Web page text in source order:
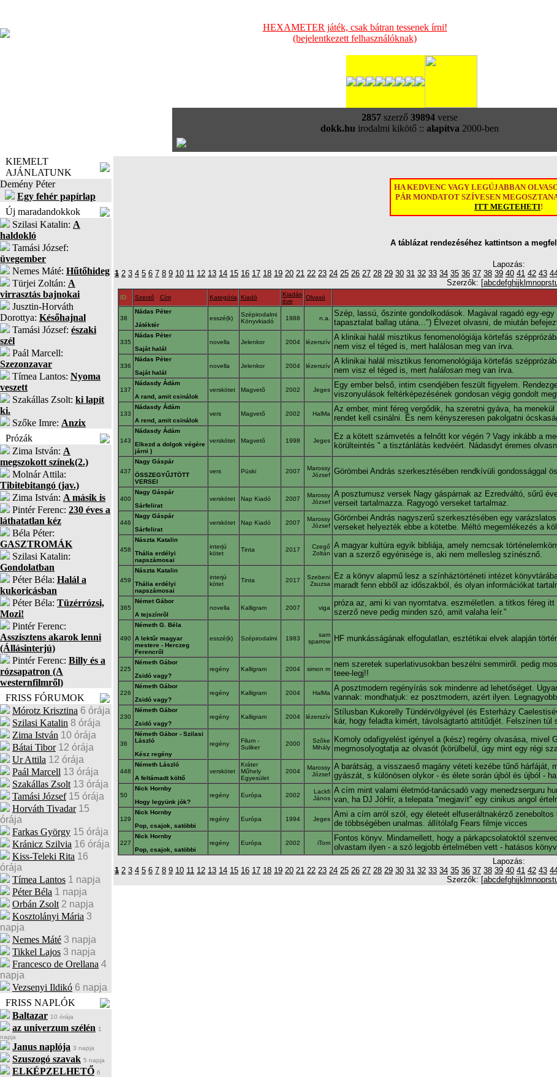
HEXAMETER játék, csak bátran tessenek írni!
(bejelentkezett felhasználóknak)
2857szerző 39894verse
dokk.hu irodalmi kikötő :: alapítva 2000-ben
KIEMELT
AJÁNLATUNK
Demény Péter
Egy fehér papírlap
Új maradandokkok
Szilasi Katalin: A
haldokló
Tamási József:
üvegember
Nemes Máté: Hűtőhideg
Türjei Zoltán: A
virrasztás bajnokai
Jusztin-Horváth
Dorottya: Későhajnal
Tamási József: északi
szél
Paál Marcell:
Szezonzavar
Tímea Lantos: Nyoma
veszett
Szakállas Zsolt: ki lapít
ki.
Szőke Imre: Anzix
Prózák
Zima István: A
megszokott színek(2.)
Molnár Attila:
Tibitebitangó (jav.)
Zima István: A másik is
Pintér Ferenc: 230 éves a
láthatatlan kéz
Béla Péter:
GASZTROMÁK
Szilasi Katalin:
Gondolatban
Péter Béla: Halál a
kukoricásban
Péter Béla: Tüzérrózsi,
Mozi!
Pintér Ferenc:
Asszisztens akarok lenni
(Állásinterjú)
Pintér Ferenc: Billy és a
rózsapatron (A
westernfilmről)
FRISS FÓRUMOK
Mórotz Krisztina 6 órája
Szilasi Katalin 8 órája
Zima István 10 órája
Bátai Tibor 12 órája
Ur Attila 12 órája
Paál Marcell 13 órája
Szakállas Zsolt 13 órája
Tamási József 15 órája
Horváth Tivadar 15
órája
Farkas György 15 órája
Kránicz Szilvia 16 órája
Kiss-Teleki Rita 16
órája
Tímea Lantos 1 napja
Péter Béla 1 napja
Orbán Zsolt 2 napja
Kosztolányi Mária 3
napja
Nemes Máté 3 napja
Tikkel Lajos 3 napja
Francesco de Orellana 4
napja
Vezsenyi Ildikó 6 napja
FRISS NAPLÓK
Baltazar 10 órája
az univerzum szélén 1
napja
Janus naplója 3 napja
Szuszogó szavak 5 napja
ELKÉPZELHETŐ 6
HA KEDVENC VAGY LEGÚJABBAN
PÁR MONDATOT SZÍVESEN
ITT MEGTEHETI!
A táblázat rendezéséhez kattintson a
Lapozás:
1 2 3 4 5 6 7 8 9 10 11 12 13 14 15 16 17 18 19 20 21 22 23 24 25 26 27 28 29 30 31 32 33 34 35 36 37 38 39 40 41 42 43
Szerzők: [abcdefghij k mnoprst
ID Szerző Cím Kategória Kiadó
Kiadás
éve
Olvasó
38
Nádas Péter
Játéktér
esszé(k)
Szépirodalmi
Könyvkiadó
1988 n.a.
Szép, lassú, őszinte gondolkodások. Magával ragadó egy-
tapasztalat ballag utána...") Élvezet olvasni, de miután
335
Nádas Péter
Saját halál
novella Jelenkor 2004 lézerszív
A klinikai halál misztikus fenomenológiája körtefás
nem visz el téged is, mert halálosan meg van írva.
336
Nádas Péter
Saját halál
novella Jelenkor 2004 lézerszív
A klinikai halál misztikus fenomenológiája körtefás
nem visz el téged is, mert halálosanmeg van írva.
137
Nádasdy Ádám
A rand, amit csinálok
verskötet Magvetõ 2002 Jeges
Egy ember belső, intim csendjében feszült figyelem.
viszonyulások feltérképezésének gondosan végig gondolt
133
Nádasdy Ádám
A rend, amit csinálok
vers Magvetõ 2002 HalMa
Az ember, mint féreg vergődik, ha szeretni gyáva, ha
rendet kell csinálni. És nem kényszeresen pakolgatni
143
Nádasdy Ádám
Elkezd a dolgok végére
járni )
verskötet Magvetõ 1998 Jeges
Ez a kötett számvetés a felnőtt kor végén ? Vagy inkább a
körülteintés " a tisztánlátás kedvéért. Nádasdyt éremes
437
Nagy Gáspár
ÖSSZEGYŰJTÖTT
VERSEI
vers Püski 2007
Marossy
József Görömbei András szerkesztésében rendkívüli gondossággal
400
Nagy Gáspár
Sárfelirat
verskötet Nap Kiadó 2007
Marossy
József
A posztumusz versek Nagy gáspárnak az Ezredváltó, sűrű
verseit tartalmazza. Ragyogó verseket tartalmaz.
446
Nagy Gáspár
Sárfelirat
verskötet Nap Kiadó 2007
Marossy
József
Görömbei András nagyszerű szerkesztésében egy
verseket helyezték ebbe a kötetbe. Méltó megemlékezés a
458
Nászta Katalin
Thália erdélyi
napszámosai
interjú
kötet
Tinta 2017
Czegő
Zoltán
A magyar kultúra egyik bibliája, amely nemcsak
van a szerző egyénisége is, aki nem mellesleg színésznő.
459
Nászta Katalin
Thália erdélyi
napszámosai
interjú
kötet
Tinta 2017
Szebeni
Zsuzsa
Ez a könyv alapmű lesz a színháztörténeti intézet
maradt fenn ebből az időszakból, és olyan információkat
365
Német Gábor
A tejszínrõl
novella Kalligram 2007 viga
próza az, ami ki van nyomtatva. eszméletlen. a titkos féreg
szerző neve pedig minden szó, amit valaha leír."
490
Németh G. Béla
A lektűr magyar
mestere - Herczeg
Ferencről
esszé(k) Szépirodalmi 1983
sam
sparrow
HF munkásságának elfogulatlan, esztétikai elvek alapján
225
Németh Gábor
Zsidó vagy?
regény Kalligram 2004 simon m
nem szeretek superlativusokban beszélni semmiről. pedig
teee-legj!!
226
Németh Gábor
Zsidó vagy?
regény Kalligram 2004 HalMa
A posztmodern regényírás sok mindenre ad lehetőséget.
vannak: mondhatjuk: ez posztmodern, azért ilyen.
230
Németh Gábor
Zsidó vagy?
regény Kalligram 2004 lézerszív
Stílusban Kukorelly Tündérvölgyével (és Esterházy
kár, hogy feladta kimért, távolságtartó attitűdjét. Felszínen
36
Németh Gábor - Szilasi
László
Kész regény
regény
Filum -
Suliker
2000
Szõke
Mihály
Komoly odafigyelést igényel a (kész) regény olvasása,
megmosolyogtatja az olvasót (körülbelül, úgy mint egy régi
448
Németh László
A feltámadt költő
verskötet
Kráter
Műhely
Egyesület
2004
Marossy
József
A barátság, a visszaeső magány véteti kezébe tűnő hárfáját,
gyászát, s különösen olykor - és élete során újból és újból -
50
Nick Hornby
Hogy legyünk jók?
regény Európa 2002
Lackfi
János
A cím mint valami életmód-tanácsadó vagy menedzserguru
van, ha DJ JóHír, a telepata "megjavít" egy cinikus angol
129
Nick Hornby
Pop, csajok, satöbbi
regény Európa 1994 Jeges
Ami a cím arról szól, egy életeét elfuseráltnakérző
de többségében unalmas. állítólafg Fears filmje vicces
227
Nick Hornby
Pop, csajok, satöbbi
regény Európa 2002 iTom
Fontos könyv. Mindamellett, hogy a párkapcsolatoktól
olvastam ilyen - a szó legjobb értelmében vett - hatásos
Lapozás:
1 2 3 4 5 6 7 8 9 10 11 12 13 14 15 16 17 18 19 20 21 22 23 24 25 26 27 28 29 30 31 32 33 34 35 36 37 38 39 40 41 42 43
Szerzők: [abcdefghij k mnoprst